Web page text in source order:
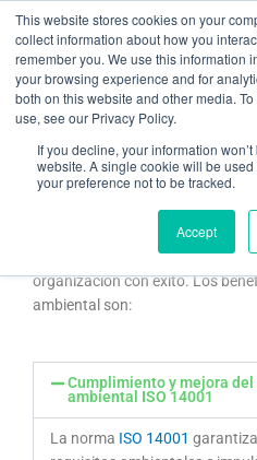
This website stores cookies on your
collect information about how you
remember you. We use this information
your browsing experience and for
both on this website and other media.
use, see our Privacy Policy.
If you decline, your information
website. A single cookie will be
your preference not to be tracked.
Accept
contenido
Norma ISO 14001
Beneficios de ISO 14001
Gracias a la normaISO 14001
organización con éxito. Los
ambiental son:
Cumplimiento y mejora
ambiental ISO 14001
La norma ISO 14001